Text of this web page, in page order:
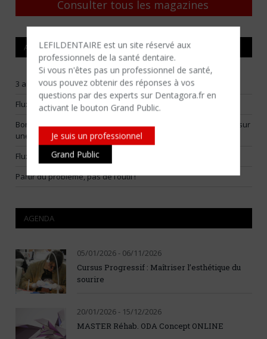
LEFILDENTAIRE est un site réservé aux
professionnels de la santé dentaire.
Si vous n'êtes​ pas un professionnel de santé,
vous pouvez obtenir des réponses à vos
questions par des experts sur Dentagora.fr en
activant le bouton Grand Public.
Je suis un professionnel
Grand Public
Consulter tous les magazines
ARTICLES RÉCENTS
3 arbitrages pour construire un flux numérique vraiment utile
Flux numériques raisonnables : choisir ses batailles
Bone smashing : la Fédération Française d’Orthodontie alerte sur
une tendance virale dangereuse
Flux prothétique numérique : choisir les bonnes indications
Partir du problème, pas de l’outil !
AGENDA
05/01/2026 - 06/11/2026
Cursus Progressif : Maîtriser l’esthétique du
sourire
20/01/2026 - 15/12/2026
MASTER Réhab. ODA Concept ONLINE